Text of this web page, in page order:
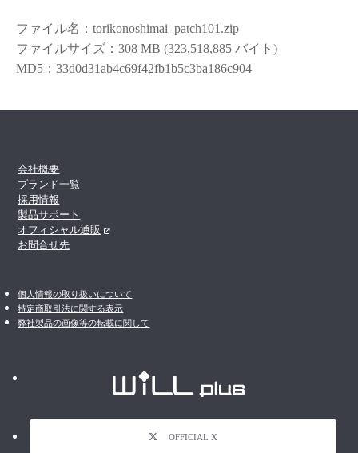
ファイル名：torikonoshimai_patch101.zip
ファイルサイズ：308 MB (323,518,885 バイト)
MD5：33d0d31ab4c69f42fb1b5c3ba186c904
会社概要
ブランド一覧
採用情報
製品サポート
オフィシャル通販
お問合せ先
個人情報の取り扱いについて
特定商取引法に関する表示
弊社製品の画像等の転載に関して
OFFICIAL X